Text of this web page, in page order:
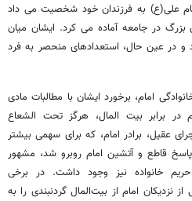
علی(ع) به فرزندان خود شخصیت می داد
در جامعه آماده می کرد. ایشان میان
و در عین حال، استعدادهای منحصر به فرد
امام، برخورد ایشان با مطالبات مادی
در برابر بیت المال، هرگز تحت الشعاع
عقیل، برادر امام، که برای سهمی بیشتر
قاطع و آتشین امام روبرو شد، مشهور
خانواده نیز وجود داشت. در برخی
امام از بیت‌المال گردنبندی را به